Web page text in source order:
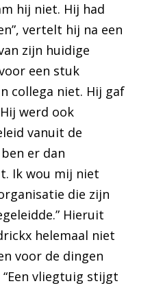
hij niet. Hij had
vertelt hij na een
zijn huidige
een stuk
collega niet. Hij gaf
werd ook
vanuit de
er dan
Ik wou mij niet
die zijn
Hieruit
helemaal niet
voor de dingen
vliegtuig stijgt